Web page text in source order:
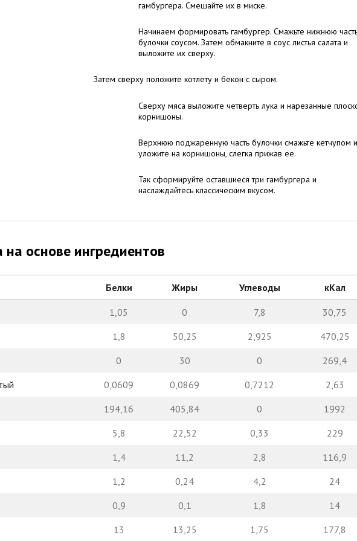
гамбургера. Смешайте их в миске.
Начинаем формировать гамбургер. Смажьте нижнюю
булочки соусом. Затем обмакните в соус листья салата и
выложите их сверху.
Затем сверху положите котлету и бекон с сыром.
Сверху мяса выложите четверть лука и нарезанные
корнишоны.
Верхнюю поджаренную часть булочки смажьте кетчупом и
уложите на корнишоны, слегка прижав ее.
Так сформируйте оставшиеся три гамбургера и
наслаждайтесь классическим вкусом.
основе ингредиентов
Белки Жиры Углеводы кКал
1,05 0 7,8
30,75
1,8 50,25 2,925
470,25
0 30 0
269,4
0,0609 0,0869 0,7212
2,63
194,16 405,84 0
1992
5,8 22,52 0,33
229
1,4 11,2 2,8
116,9
1,2 0,24 4,2
24
0,9 0,1 1,8
14
13 13,25 1,75 177,8